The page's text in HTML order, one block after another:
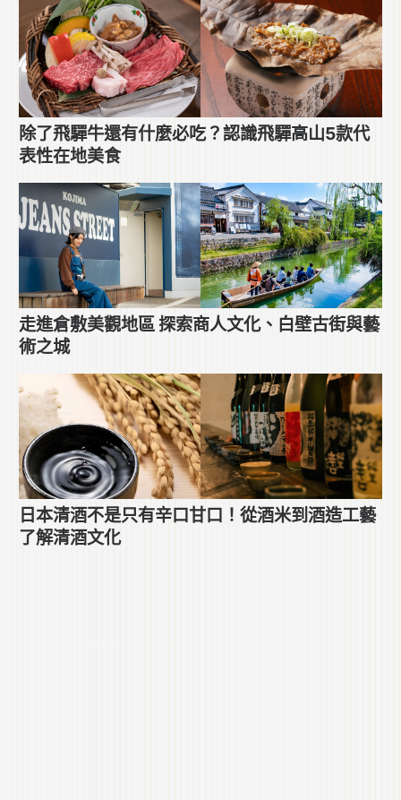
除了飛驒牛還有什麼必吃？認識飛驒高山5款代
表性在地美食
走進倉敷美觀地區 探索商人文化、白壁古街與藝
術之城
日本清酒不是只有辛口甘口！從酒米到酒造工藝
了解清酒文化